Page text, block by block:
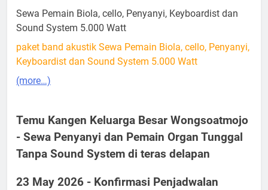
Sewa Pemain Biola, cello, Penyanyi, Keyboardist dan
Sound System 5.000 Watt
paket band akustik Sewa Pemain Biola, cello, Penyanyi,
Keyboardist dan Sound System 5.000 Watt
(more…)
Temu Kangen Keluarga Besar Wongsoatmojo
- Sewa Penyanyi dan Pemain Organ Tunggal
Tanpa Sound System di teras delapan
23 May 2026 - Konfirmasi Penjadwalan